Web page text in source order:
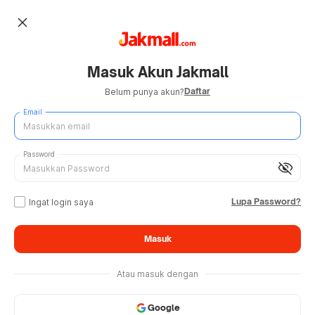
close
Masuk Akun Jakmall
Belum punya akun?Daftar
Email
visibility_off
Password
Ingat login saya Lupa Password?
Masuk
Atau masuk dengan
Google